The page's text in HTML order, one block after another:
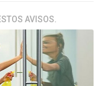
AVISOS.